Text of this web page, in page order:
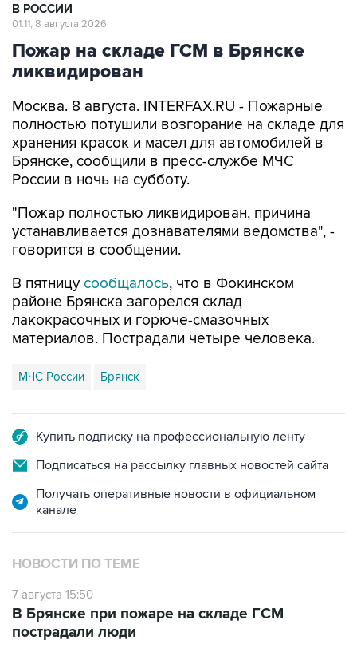
В РОССИИ
01:11, 8 августа 2026
Пожар на складе ГСМ в Брянске
ликвидирован
Москва. 8 августа. INTERFAX.RU - Пожарные
полностью потушили возгорание на складе для
хранения красок и масел для автомобилей в
Брянске, сообщили в пресс-службе МЧС
России в ночь на субботу.
"Пожар полностью ликвидирован, причина
устанавливается дознавателями ведомства", -
говорится в сообщении.
В пятницу сообщалось, что в Фокинском
районе Брянска загорелся склад
лакокрасочных и горюче-смазочных
материалов. Пострадали четыре человека.
МЧС России Брянск
Купить подписку на профессиональную ленту
Подписаться на рассылку главных новостей сайта
Получать оперативные новости в официальном
канале
НОВОСТИ ПО ТЕМЕ
7 августа 15:50
В Брянске при пожаре на складе ГСМ
пострадали люди